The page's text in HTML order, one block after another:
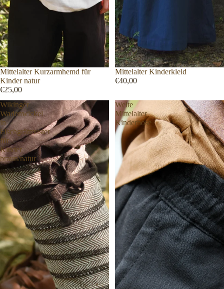
Mittelalter Kurzarmhemd für
Kinder natur
€25,00
Mittelalter Kinderkleid
€40,00
Wikinger
Wadenwickel
in
Fischgrätmuster
für
Kinder
braun/natur
Weite
Mittelalter
Kinderhose